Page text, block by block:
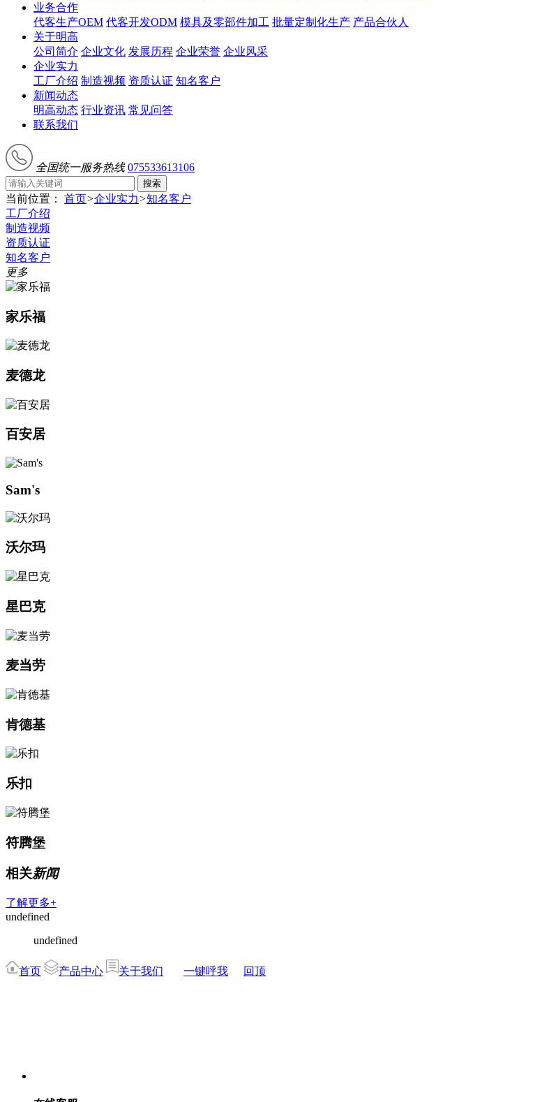
业务合作
代客生产OEM 代客开发ODM 模具及零部件加工 批量定制化生产 产品合伙人
关于明高
公司简介 企业文化 发展历程 企业荣誉 企业风采
企业实力
工厂介绍 制造视频 资质认证 知名客户
新闻动态
明高动态 行业资讯 常见问答
联系我们
全国统一服务热线 075533613106
搜索
当前位置： 首页>企业实力>知名客户
工厂介绍
制造视频
资质认证
知名客户
更多
家乐福
麦德龙
百安居
Sam's
沃尔玛
星巴克
麦当劳
肯德基
乐扣
符腾堡
相关新闻
了解更多+
undefined
undefined
首页 产品中心 关于我们 一键呼我 回顶